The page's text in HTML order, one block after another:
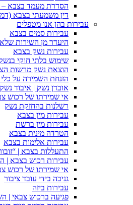
הסדרת מעמד בצבא –
דין משמעתי בצבא
עבירות בהן אנו מטפלים
עבירות סמים בצבא
היעדר מן השירות
עבירות נשק בצבא
שימוש בלתי חוקי
הוצאת נשק מרשות
הזנחת השמירה על
אובדן נשק | איבוד נשק
אי שמירתו של רכוש
רשלנות בהחזקת נשק
עבירות מין בצבא
עבירות מין ברשת
הטרדה מינית בצבא
עבירות אלימות בצבא
התעללות בצבא |
עבירות רכוש בצבא |
אי שמירתו של רכוש
גניבה בידי עובד ציבור
עבירות ביזה
פגיעה ברכוש צבאי |